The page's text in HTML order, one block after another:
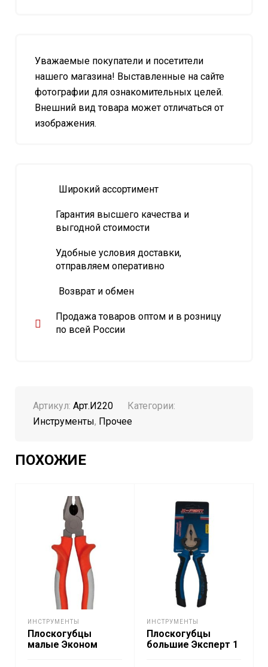
Уважаемые покупатели и посетители
нашего магазина! Выставленные на сайте
фотографии для ознакомительных целей.
Внешний вид товара может отличаться от
изображения.
Широкий ассортимент
Гарантия высшего качества и
выгодной стоимости
Удобные условия доставки,
отправляем оперативно
Возврат и обмен
Продажа товаров оптом и в розницу
по всей России
Артикул: Арт.И220
Категории:
Инструменты, Прочее
ПОХОЖИЕ
ИНСТРУМЕНТЫ
Плоскогубцы
малые Эконом
ИНСТРУМЕНТЫ
Плоскогубцы
большие Эксперт 1